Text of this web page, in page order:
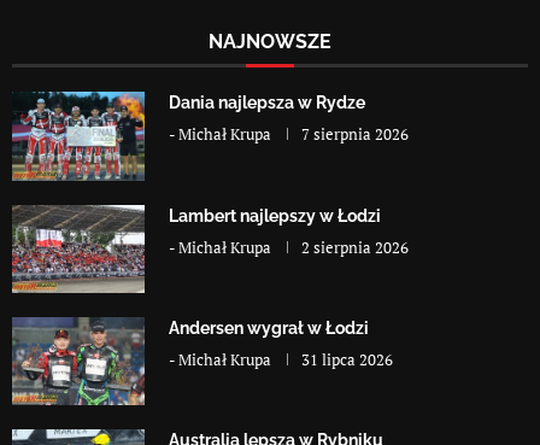
NAJNOWSZE
Dania najlepsza w Rydze
-Michał Krupa 7 sierpnia 2026
Lambert najlepszy w Łodzi
-Michał Krupa 2 sierpnia 2026
Andersen wygrał w Łodzi
-Michał Krupa 31 lipca 2026
Australia lepsza w Rybniku